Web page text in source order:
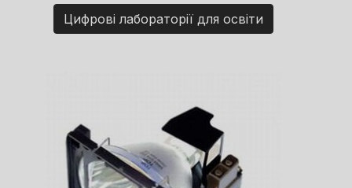
Цифрові лабораторії для освіти